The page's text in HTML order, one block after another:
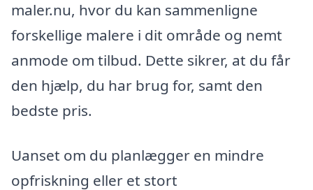
maler.nu, hvor du kan sammenligne
forskellige malere i dit område og nemt
anmode om tilbud. Dette sikrer, at du får
den hjælp, du har brug for, samt den
bedste pris.
Uanset om du planlægger en mindre
opfriskning eller et stort